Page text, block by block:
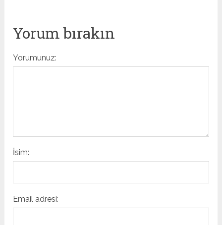
Yorum bırakın
Yorumunuz:
İsim:
Email adresi: